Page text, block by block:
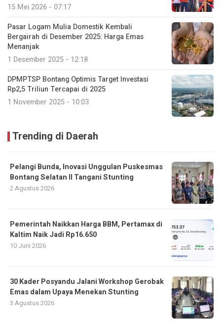
15 Mei 2026 - 07:17
Pasar Logam Mulia Domestik Kembali
Bergairah di Desember 2025: Harga Emas
Menanjak
1 Desember 2025 - 12:18
DPMPTSP Bontang Optimis Target Investasi
Rp2,5 Triliun Tercapai di 2025
1 November 2025 - 10:03
Trending di Daerah
Pelangi Bunda, Inovasi Unggulan Puskesmas
Bontang Selatan II Tangani Stunting
2 Agustus 2026
Pemerintah Naikkan Harga BBM, Pertamax di
Kaltim Naik Jadi Rp16.650
10 Juni 2026
30 Kader Posyandu Jalani Workshop Gerobak
Emas dalam Upaya Menekan Stunting
3 Agustus 2026